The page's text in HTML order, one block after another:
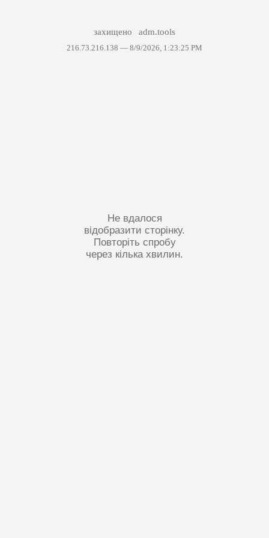
захищено adm.tools
216.73.216.138 — 8/9/2026, 1:23:25 PM
Не вдалося
відобразити сторінку.
Повторіть спробу
через кілька хвилин.